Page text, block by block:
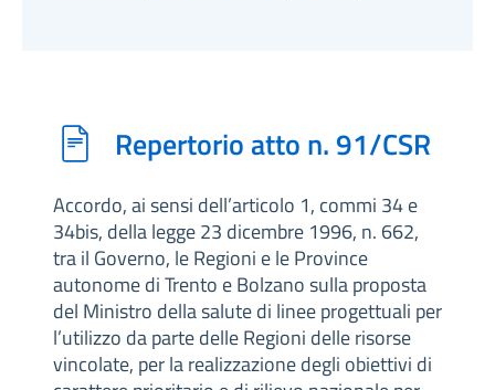
Repertorio atto n. 91/CSR
Accordo, ai sensi dell’articolo 1, commi 34 e
34bis, della legge 23 dicembre 1996, n. 662,
tra il Governo, le Regioni e le Province
autonome di Trento e Bolzano sulla proposta
del Ministro della salute di linee progettuali per
l’utilizzo da parte delle Regioni delle risorse
vincolate, per la realizzazione degli obiettivi di